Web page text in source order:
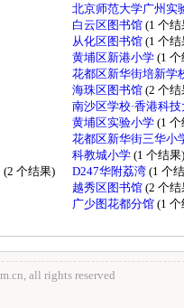
北京师范大学广州实
白云区图书馆 (1 个结
从化区图书馆 (1 个结
黄埔区新港小学 (1
花都区新华街培新学
海珠区图书馆 (2 个结
南沙区学校·香港科
黄埔区实验小学 (1
花都区新华街三华小
科教城小学 (1 个结果)
(2 个结果) D247华附荔湾 (1 个
越秀区图书馆 (2 个结
广少图花都分馆 (1
all rights reserved